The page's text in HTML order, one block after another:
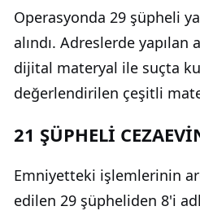
Operasyonda 29 şüpheli
alındı. Adreslerde yapılan
dijital materyal ile suçta
değerlendirilen çeşitli
21 ŞÜPHELİ
Emniyetteki işlemlerinin
edilen 29 şüpheliden 8'i